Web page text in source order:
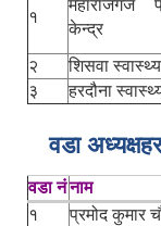
१
महाराजगंज
केन्द्र
२
शिसवा
३
हरदौना
वडा
वडा नंनाम
१
प्रमोद कुमार